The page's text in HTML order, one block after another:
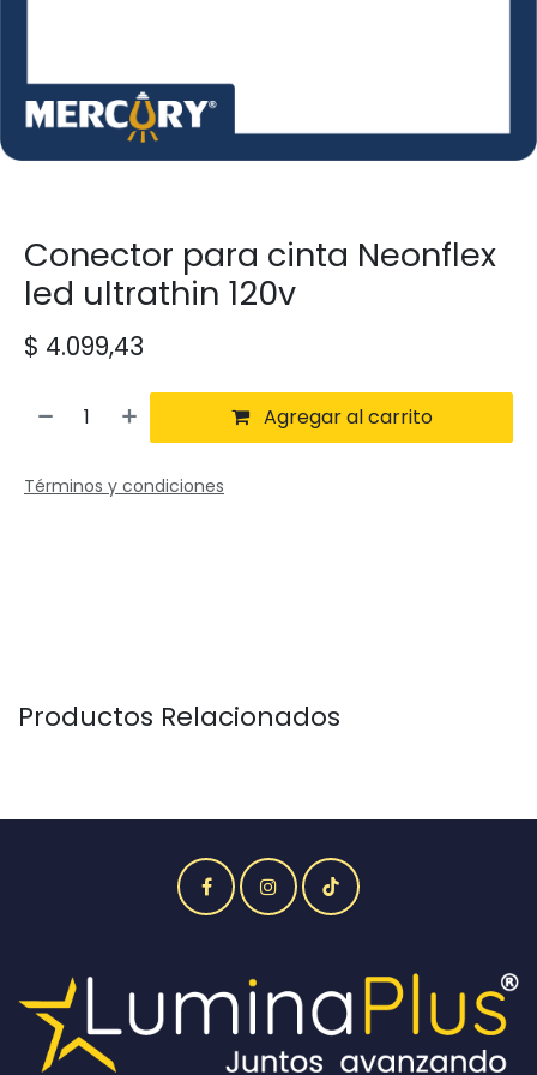
Conector para cinta Neonflex
led ultrathin 120v
$ 4.099,43
Agregar al carrito
Términos y condiciones
Productos Relacionados